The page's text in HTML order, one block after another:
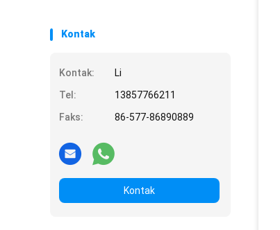
Kontak
Kontak:
Li
Tel:
13857766211
Faks:
86-577-86890889
Kontak